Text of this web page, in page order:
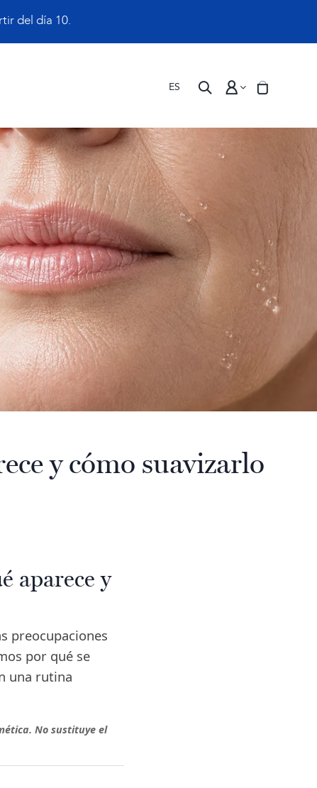
del día 10.
ES
y cómo suavizarlo
aparece y
preocupaciones
por qué se
una rutina
No sustituye el